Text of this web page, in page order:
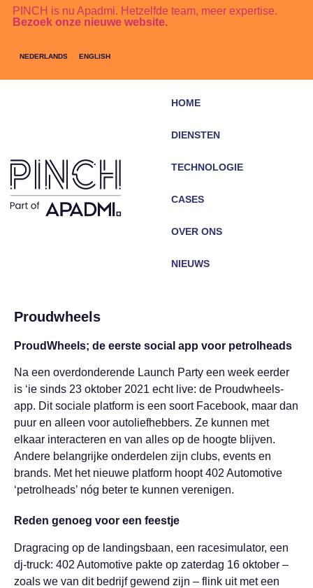
PINCH is nu Apadmi. Hetzelfde team, meer expertise.
Bezoek onze nieuwe website.
NEDERLANDS ENGLISH
HOME
DIENSTEN
TECHNOLOGIE
CASES
OVER ONS
NIEUWS
Proudwheels
ProudWheels; de eerste social app voor petrolheads
Na een overdonderende Launch Party een week eerder
is ‘ie sinds 23 oktober 2021 echt live: de Proudwheels-
app. Dit sociale platform is een soort Facebook, maar dan
puur en alleen voor autoliefhebbers. Ze kunnen met
elkaar interacteren en van alles op de hoogte blijven.
Andere belangrijke onderdelen zijn clubs, events en
brands. Met het nieuwe platform hoopt 402 Automotive
‘petrolheads’ nóg beter te kunnen verenigen.
Reden genoeg voor een feestje
Dragracing op de landingsbaan, een racesimulator, een
dj-truck: 402 Automotive pakte op zaterdag 16 oktober –
zoals we van dit bedrijf gewend zijn – flink uit met een